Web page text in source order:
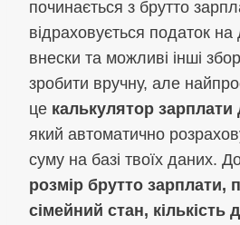
починається з брутто
відраховується податок на
внески та можливі інші
зробити вручну, але
це калькулятор
який автоматично
суму на базі твоїх даних.
розмір брутто зарплати,
сімейний стан, кількість